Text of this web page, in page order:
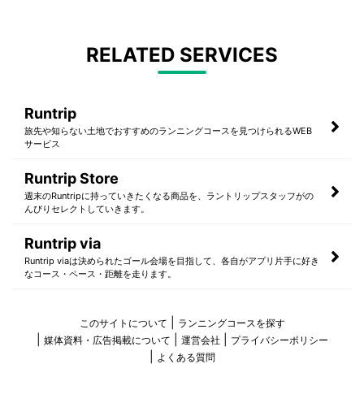
RELATED SERVICES
Runtrip
旅先や知らない土地でおすすめのランニングコースを見つけられるWEB
サービス
Runtrip Store
週末のRuntripに持っていきたくなる商品を、ラントリップスタッフがの
んびりセレクトしていきます。
Runtrip via
Runtrip viaは決められたゴール会場を目指して、各自がアプリ片手に好き
なコース・ペース・距離を走ります。
このサイトについて
ランニングコースを探す
媒体資料・広告掲載について
運営会社
プライバシーポリシー
よくある質問